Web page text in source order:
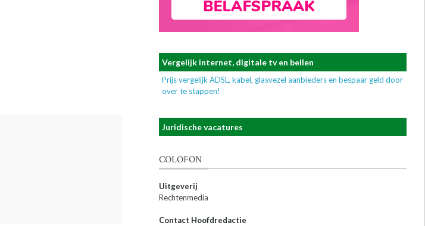
Vergelijk internet, digitale tv en bellen
Prijs vergelijk ADSL, kabel, glasvezel aanbieders en bespaar geld door
over te stappen!
Juridische vacatures
COLOFON
Uitgeverij
Rechtenmedia
Contact Hoofdredactie